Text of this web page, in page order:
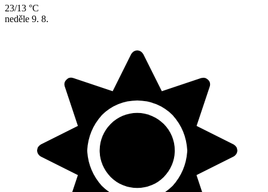
23/13 °C
neděle 9. 8.